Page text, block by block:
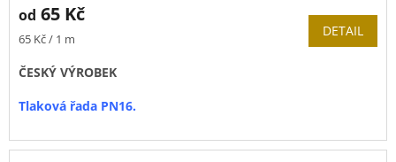
od 65 Kč
Měrná
65 Kč / 1 m DETAIL
ČESKÝ VÝROBEK
Tlaková řada PN16.